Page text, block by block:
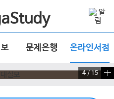
문제은행 온라인서점
4/ 15